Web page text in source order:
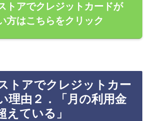
トアでクレジットカードが
方はこちらをクリック
トアでクレジットカー
理由２．「月の利用金
えている」